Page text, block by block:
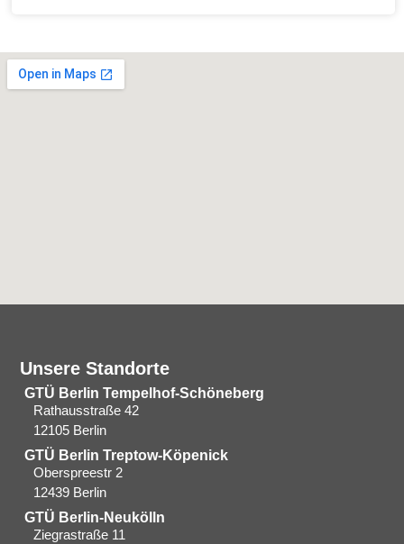
Unsere Standorte
GTÜ Berlin Tempelhof-Schöneberg
Rathausstraße 42
12105 Berlin
GTÜ Berlin Treptow-Köpenick
Oberspreestr 2
12439 Berlin​
GTÜ Berlin-Neukölln
Ziegrastraße 11